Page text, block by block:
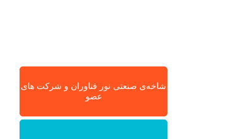
شاخه‌ی صنعتی نور فناوران و شرکت های
عضو